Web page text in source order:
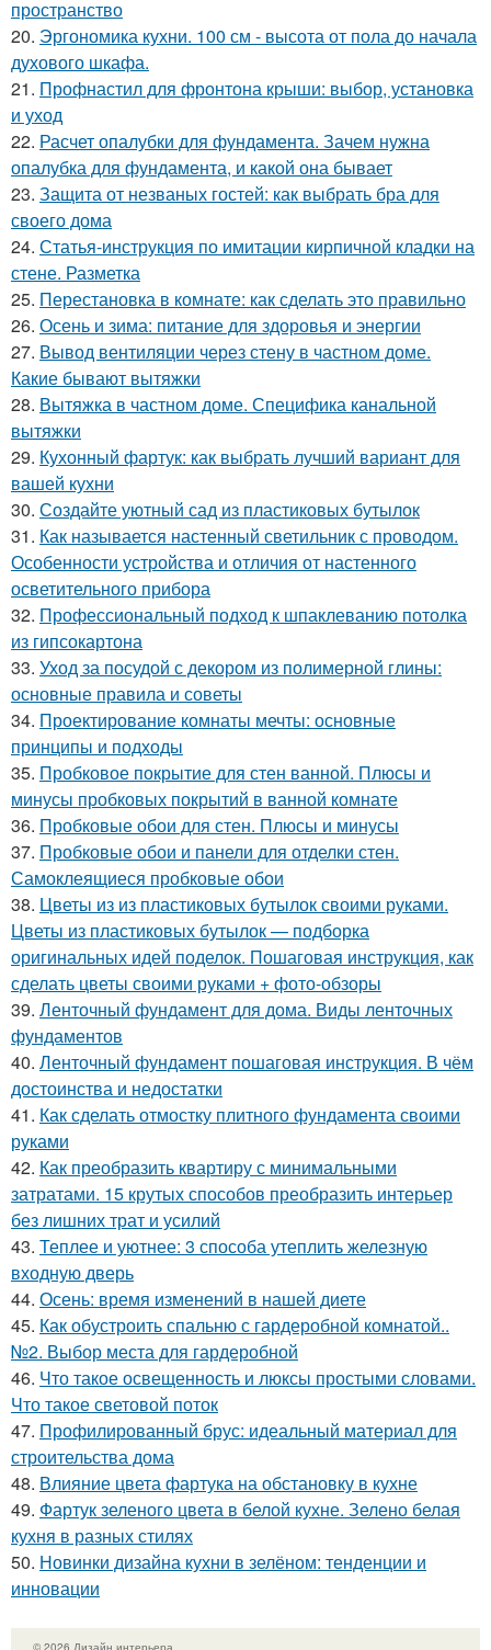
пространство
20. Эргономика кухни. 100 см - высота от пола до начала
духового шкафа.
21. Профнастил для фронтона крыши: выбор, установка
и уход
22. Расчет опалубки для фундамента. Зачем нужна
опалубка для фундамента, и какой она бывает
23. Защита от незваных гостей: как выбрать бра для
своего дома
24. Статья-инструкция по имитации кирпичной кладки на
стене. Разметка
25. Перестановка в комнате: как сделать это правильно
26. Осень и зима: питание для здоровья и энергии
27. Вывод вентиляции через стену в частном доме.
Какие бывают вытяжки
28. Вытяжка в частном доме. Специфика канальной
вытяжки
29. Кухонный фартук: как выбрать лучший вариант для
вашей кухни
30. Создайте уютный сад из пластиковых бутылок
31. Как называется настенный светильник с проводом.
Особенности устройства и отличия от настенного
осветительного прибора
32. Профессиональный подход к шпаклеванию потолка
из гипсокартона
33. Уход за посудой с декором из полимерной глины:
основные правила и советы
34. Проектирование комнаты мечты: основные
принципы и подходы
35. Пробковое покрытие для стен ванной. Плюсы и
минусы пробковых покрытий в ванной комнате
36. Пробковые обои для стен. Плюсы и минусы
37. Пробковые обои и панели для отделки стен.
Самоклеящиеся пробковые обои
38. Цветы из из пластиковых бутылок своими руками.
Цветы из пластиковых бутылок — подборка
оригинальных идей поделок. Пошаговая инструкция, как
сделать цветы своими руками + фото-обзоры
39. Ленточный фундамент для дома. Виды ленточных
фундаментов
40. Ленточный фундамент пошаговая инструкция. В чём
достоинства и недостатки
41. Как сделать отмостку плитного фундамента своими
руками
42. Как преобразить квартиру с минимальными
затратами. 15 крутых способов преобразить интерьер
без лишних трат и усилий
43. Теплее и уютнее: 3 способа утеплить железную
входную дверь
44. Осень: время изменений в нашей диете
45. Как обустроить спальню с гардеробной комнатой..
№2. Выбор места для гардеробной
46. Что такое освещенность и люксы простыми словами.
Что такое световой поток
47. Профилированный брус: идеальный материал для
строительства дома
48. Влияние цвета фартука на обстановку в кухне
49. Фартук зеленого цвета в белой кухне. Зелено белая
кухня в разных стилях
50. Новинки дизайна кухни в зелёном: тенденции и
инновации
© 2026 Дизайн интерьера